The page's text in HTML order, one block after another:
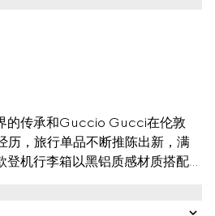
的传承和Guccio Gucci在伦敦
历，旅行单品不断推陈出新，满
机行李箱以黑铝质感材质搭配黑